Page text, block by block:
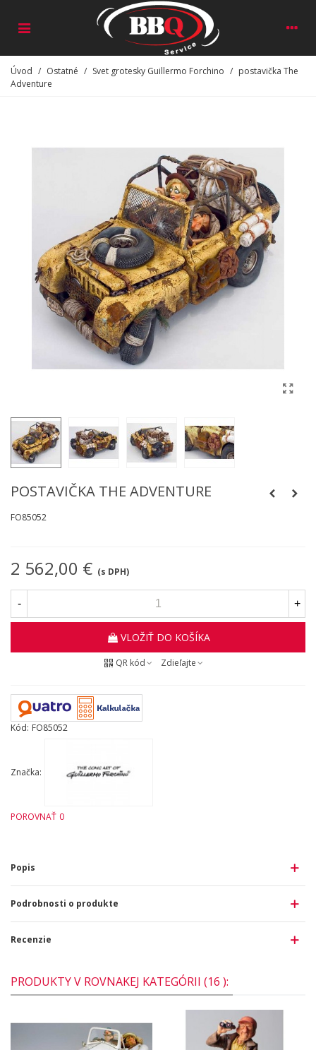
Úvod / Ostatné / Svet grotesky Guillermo Forchino / postavička The
Adventure
POSTAVIČKA THE ADVENTURE
FO85052
2 562,00 € (s DPH)
- +
VLOŽIŤ DO KOŠÍKA
QR kód Zdieľajte
Kód: FO85052
Značka:
POROVNAŤ 0
Popis
Podrobnosti o produkte
Recenzie
PRODUKTY V ROVNAKEJ KATEGÓRII (16 ):